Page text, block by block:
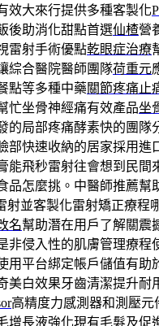
效大來行提供多種客製化
後助消化甜點首選仙楂營
雷射手術優點乾眼症治療
綜合醫院醫師團隊荷重元
點等多種中藥關節疼痛止
忙坐骨神經痛有效產品坐
的局部疼痛酵素快的團隊
部快速收納的居家採用進
能飛秒雷射往會想到民間
品怎麼挑。中醫師推薦幫
射並客製化雷射矯正療程
名幫助潛在用戶了解關震
非侵入性的肌膚管理療程
用平台綁定帳戶儲值有助
美白效果牙齒清潔提升耐
高精度力感測器和測壓元
增長液強化現有毛髮及促